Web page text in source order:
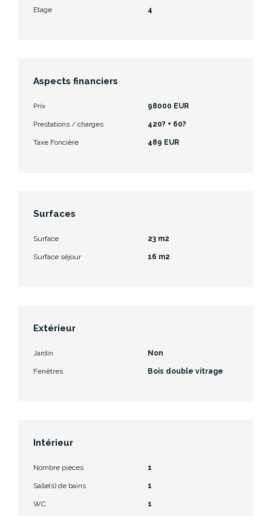
Etage 4
Aspects financiers
Prix 98000 EUR
Prestations / charges 420? + 60?
Taxe Foncière 489 EUR
Surfaces
Surface 23 m2
Surface séjour 16 m2
Extérieur
Jardin Non
Fenêtres Bois double vitrage
Intérieur
Nombre pièces 1
Salle(s) de bains 1
WC 1